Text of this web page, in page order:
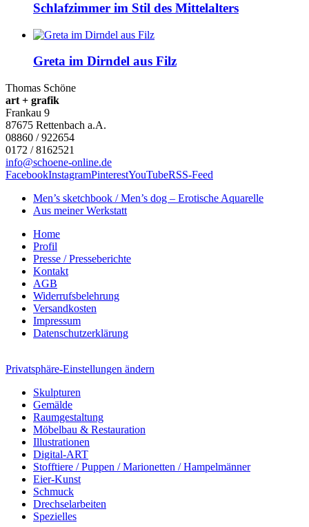
Schlafzimmer im Stil des Mittelalters
Greta im Dirndel aus Filz
Thomas Schöne
art + grafik
Frankau 9
87675 Rettenbach a.A.
08860 / 922654
0172 / 8162521
info@schoene-online.de
FacebookInstagramPinterestYouTubeRSS-Feed
Men’s sketchbook / Men’s dog – Erotische Aquarelle
Aus meiner Werkstatt
Home
Profil
Presse / Presseberichte
Kontakt
AGB
Widerrufsbelehrung
Versandkosten
Impressum
Datenschutzerklärung
Privatsphäre-Einstellungen ändern
Skulpturen
Gemälde
Raumgestaltung
Möbelbau & Restauration
Illustrationen
Digital-ART
Stofftiere / Puppen / Marionetten / Hampelmänner
Eier-Kunst
Schmuck
Drechselarbeiten
Spezielles